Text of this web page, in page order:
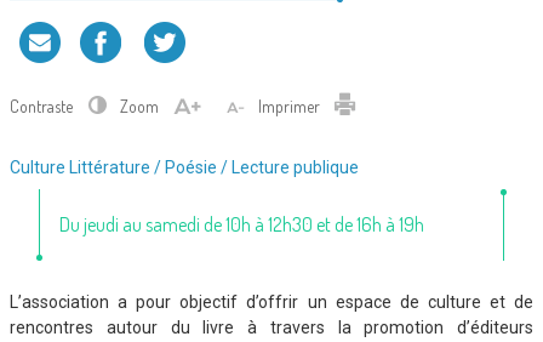
Contraste Zoom Imprimer
Type
d'association
Culture Littérature / Poésie / Lecture publique
Du jeudi au samedi de 10h à 12h30 et de 16h à 19h
L’association a pour objectif d’offrir un espace de culture et de
rencontres autour du livre à travers la promotion d’éditeurs